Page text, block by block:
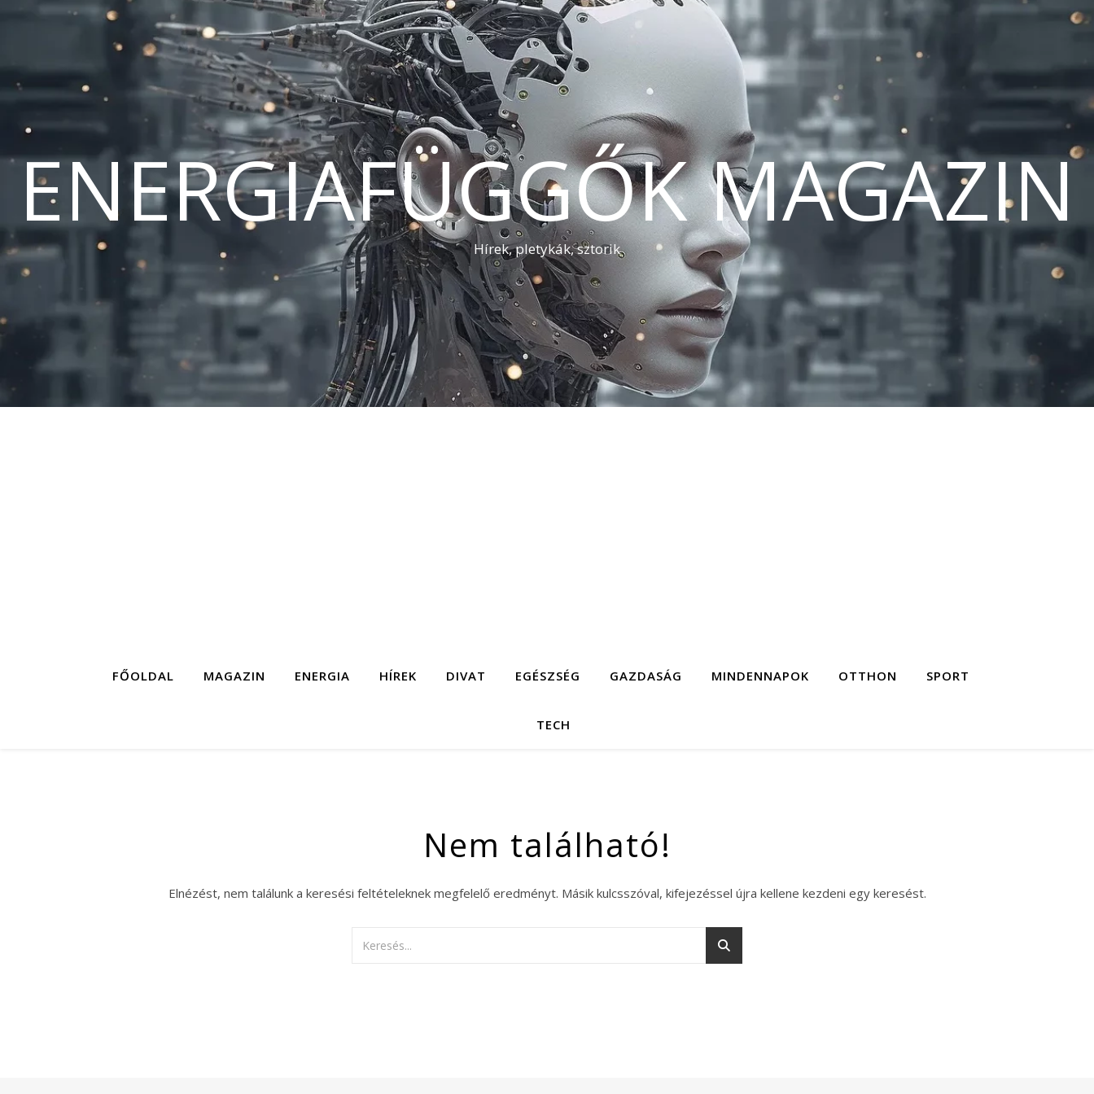
ENERGIAFÜGGŐK MAGAZIN
Hírek, pletykák, sztorik
FŐOLDAL MAGAZIN ENERGIA HÍREK DIVAT EGÉSZSÉG GAZDASÁG MINDENNAPOK OTTHON SPORT
TECH
Nem található!
Elnézést, nem találunk a keresési feltételeknek megfelelő eredményt. Másik kulcsszóval, kifejezéssel újra kellene kezdeni egy keresést.